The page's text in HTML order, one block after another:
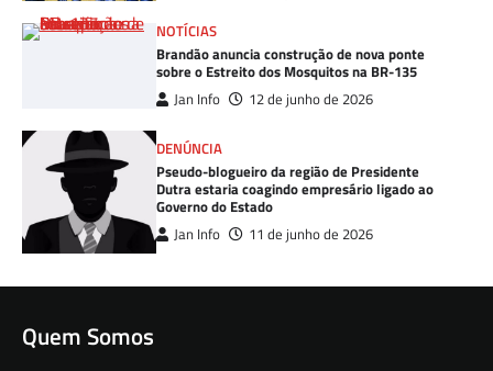
NOTÍCIAS
Brandão anuncia construção de nova ponte
sobre o Estreito dos Mosquitos na BR-135
Jan Info 12 de junho de 2026
DENÚNCIA
Pseudo-blogueiro da região de Presidente
Dutra estaria coagindo empresário ligado ao
Governo do Estado
Jan Info 11 de junho de 2026
Quem Somos